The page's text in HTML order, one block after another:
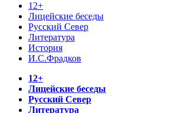
12+
Лицейские беседы
Русский Север
Литература
История
И.С.Фрадков
12+
Лицейские беседы
Русский Север
Литература